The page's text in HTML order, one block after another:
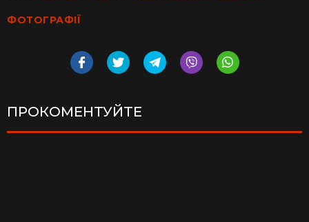
ФОТОГРАФІЇ
ПРОКОМЕНТУЙТЕ